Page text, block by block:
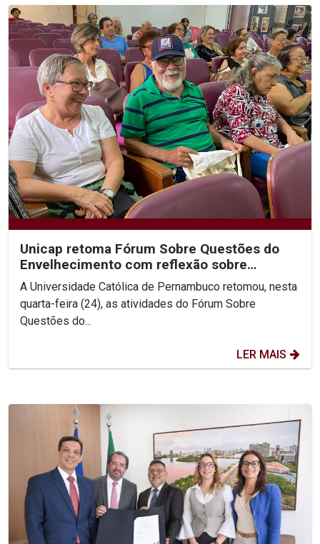
Unicap retoma Fórum Sobre Questões do
Envelhecimento com reflexão sobre
Ecologia Integral
A Universidade Católica de Pernambuco retomou, nesta
quarta-feira (24), as atividades do Fórum Sobre
Questões do...
LER MAIS